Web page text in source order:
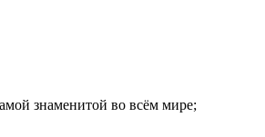
знаменитой во всём мире;